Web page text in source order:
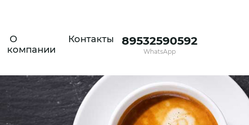
О
компании
Контакты 89532590592
WhatsApp